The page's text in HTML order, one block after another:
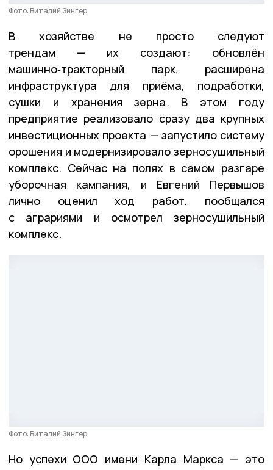
Фото: Виталий Зингер
В хозяйстве не просто следуют
трендам — их создают: обновлён
машинно‑тракторный парк, расширена
инфраструктура для приёма, подработки,
сушки и хранения зерна. В этом году
предприятие реализовало сразу два крупных
инвестиционных проекта — запустило систему
орошения и модернизировало зерносушильный
комплекс. Сейчас на полях в самом разгаре
уборочная кампания, и Евгений Первышов
лично оценил ход работ, пообщался
с аграриями и осмотрел зерносушильный
комплекс.
Фото: Виталий Зингер
Но успехи ООО имени Карла Маркса — это